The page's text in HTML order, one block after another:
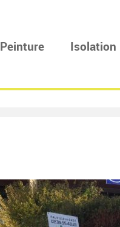
Peinture Isolation